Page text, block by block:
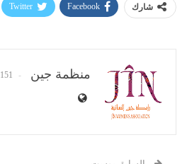
شارك Facebook
Twitter
منظمة جين 151 المشاركات